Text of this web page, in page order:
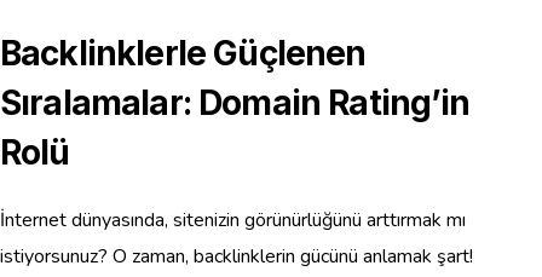
Backlinklerle Güçlenen
Sıralamalar: Domain Rating’in
Rolü
İnternet dünyasında, sitenizin görünürlüğünü arttırmak mı
istiyorsunuz? O zaman, backlinklerin gücünü anlamak şart!